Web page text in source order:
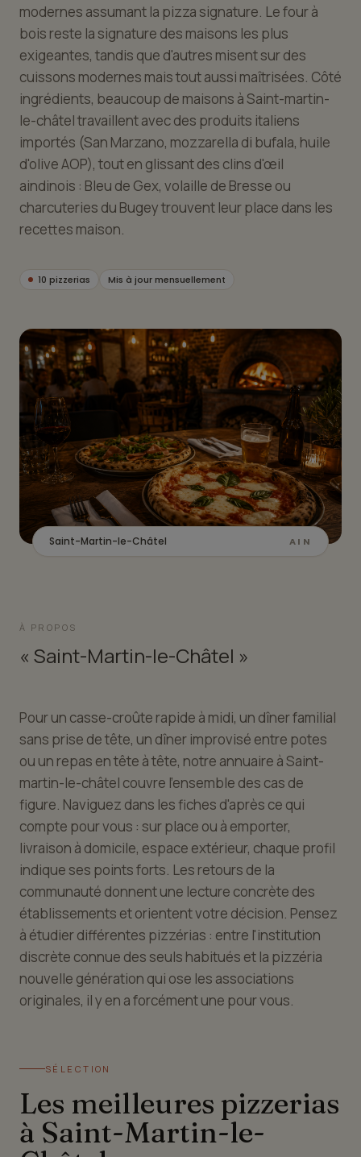
modernes assumant la pizza signature. Le four à
bois reste la signature des maisons les plus
exigeantes, tandis que d'autres misent sur des
cuissons modernes mais tout aussi maîtrisées. Côté
ingrédients, beaucoup de maisons à Saint-martin-
le-châtel travaillent avec des produits italiens
importés (San Marzano, mozzarella di bufala, huile
d'olive AOP), tout en glissant des clins d'œil
aindinois : Bleu de Gex, volaille de Bresse ou
charcuteries du Bugey trouvent leur place dans les
recettes maison.
10 pizzerias Mis à jour mensuellement
Saint-Martin-le-Châtel AIN
À PROPOS
« Saint-Martin-le-Châtel »
Pour un casse-croûte rapide à midi, un dîner familial
sans prise de tête, un dîner improvisé entre potes
ou un repas en tête à tête, notre annuaire à Saint-
martin-le-châtel couvre l'ensemble des cas de
figure. Naviguez dans les fiches d'après ce qui
compte pour vous : sur place ou à emporter,
livraison à domicile, espace extérieur, chaque profil
indique ses points forts. Les retours de la
communauté donnent une lecture concrète des
établissements et orientent votre décision. Pensez
à étudier différentes pizzérias : entre l'institution
discrète connue des seuls habitués et la pizzéria
nouvelle génération qui ose les associations
originales, il y en a forcément une pour vous.
SÉLECTION
Les meilleures pizzerias
à Saint-Martin-le-